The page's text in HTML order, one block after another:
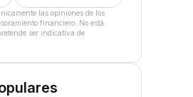
las opiniones de los
financiero. No está
ser indicativa de